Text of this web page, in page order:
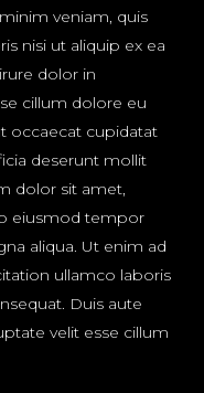
veniam, quis
nisi ut aliquip ex ea
dolor in
cillum dolore eu
occaecat cupidatat
deserunt mollit
dolor sit amet,
eiusmod tempor
aliqua. Ut enim ad
ullamco laboris
Duis aute
velit esse cillum